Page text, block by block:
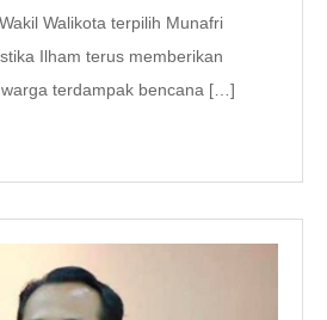
Walikota terpilih Munafri
Ilham terus memberikan
terdampak bencana […]